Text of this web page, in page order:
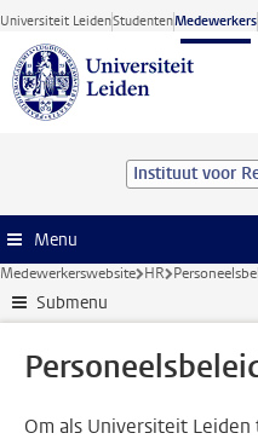
Ga direct naar de inhoud
Universiteit LeidenStudentenMedewerkers
Instituut voor
Menu
Medewerkerswebsite HR
Submenu
Om als Universiteit